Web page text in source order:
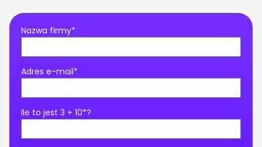
Nazwa firmy*
Adres e-mail*
Ile to jest 3 + 10*?